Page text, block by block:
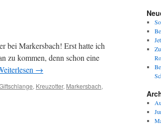
bei Markersbach! Erst hatte ich
zu kommen, denn schon eine
→
, Kreuzotter, Markersbach,